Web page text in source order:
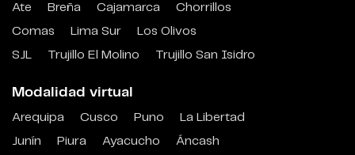
Ate Breña Cajamarca
Chorrillos
Comas
Lima Sur
Los Olivos
SJL
Trujillo El Molino Trujillo San Isidro
Modalidad virtual
Arequipa Cusco Puno
La Libertad
Junín
Piura Ayacucho Áncash